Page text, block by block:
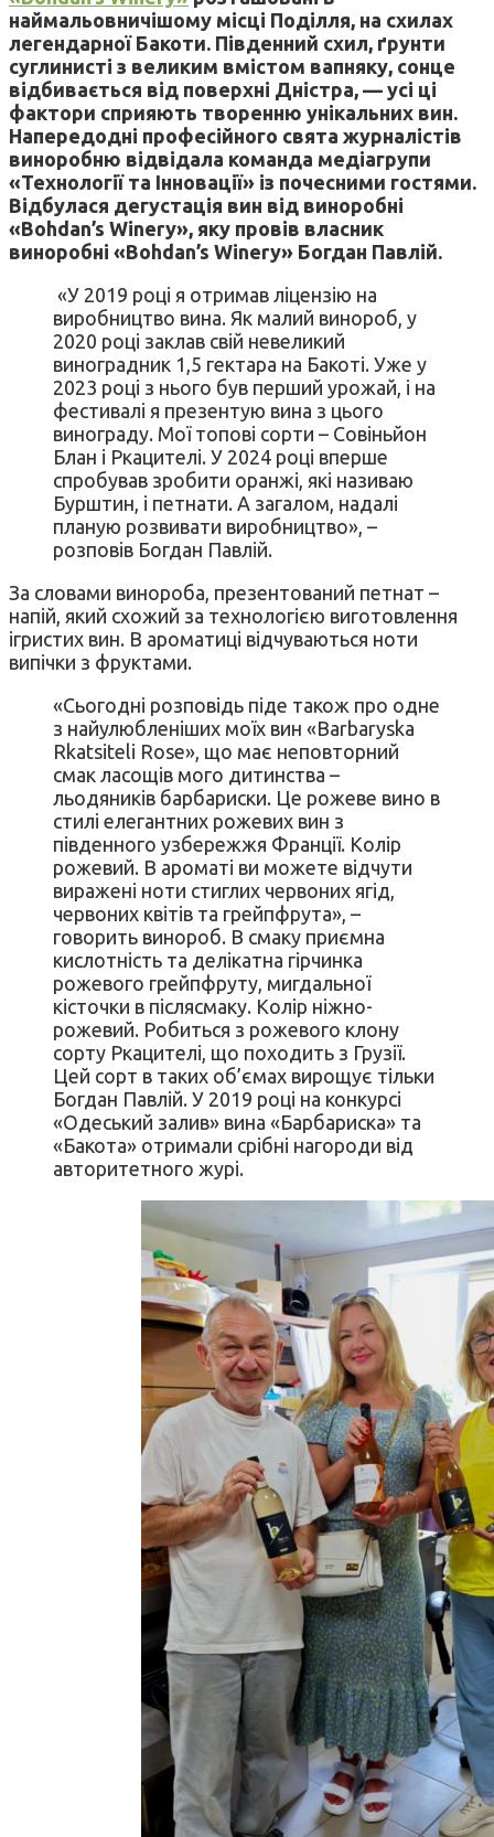
наймальовничішому місці Поділля, на схилах
легендарної Бакоти. Південний схил, ґрунти
суглинисті з великим вмістом вапняку, сонце
відбивається від поверхні Дністра, — усі ці
фактори сприяють творенню унікальних вин.
Напередодні професійного свята журналістів
виноробню відвідала команда медіагрупи
«Технології та Інновації» із почесними гостями.
Відбулася дегустація вин від виноробні
«Bohdan’s Winery», яку провів власник
виноробні «Bohdan’s Winery» Богдан Павлій.
«У 2019 році я отримав ліцензію на
виробництво вина. Як малий винороб, у
2020 році заклав свій невеликий
виноградник 1,5 гектара на Бакоті. Уже у
2023 році з нього був перший урожай, і на
фестивалі я презентую вина з цього
винограду. Мої топові сорти – Совіньйон
Блан і Ркацителі. У 2024 році вперше
спробував зробити оранжі, які називаю
Бурштин, і петнати. А загалом, надалі
планую розвивати виробництво», –
розповів Богдан Павлій.
За словами винороба, презентований петнат –
напій, який схожий за технологією виготовлення
ігристих вин. В ароматиці відчуваються ноти
випічки з фруктами.
«Сьогодні розповідь піде також про одне
з найулюбленіших моїх вин «Barbaryska
Rkatsiteli Rose», що має неповторний
смак ласощів мого дитинства –
льодяників барбариски. Це рожеве вино в
стилі елегантних рожевих вин з
південного узбережжя Франції. Колір
рожевий. В ароматі ви можете відчути
виражені ноти стиглих червоних ягід,
червоних квітів та грейпфрута», –
говорить винороб. В смаку приємна
кислотність та делікатна гірчинка
рожевого грейпфруту, мигдальної
кісточки в післясмаку. Колір ніжно-
рожевий. Робиться з рожевого клону
сорту Ркацителі, що походить з Грузії.
Цей сорт в таких об’ємах вирощує тільки
Богдан Павлій. У 2019 році на конкурсі
«Одеський залив» вина «Барбариска» та
«Бакота» отримали срібні нагороди від
авторитетного журі.